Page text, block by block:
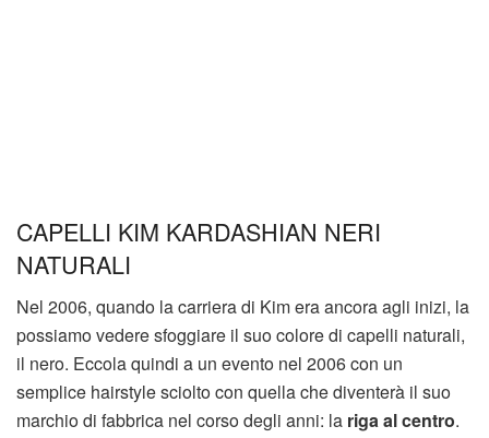
CAPELLI KIM KARDASHIAN NERI
NATURALI
Nel 2006, quando la carriera di Kim era ancora agli inizi, la
possiamo vedere sfoggiare il suo colore di capelli naturali,
il nero. Eccola quindi a un evento nel 2006 con un
semplice hairstyle sciolto con quella che diventerà il suo
marchio di fabbrica nel corso degli anni: la riga al centro.